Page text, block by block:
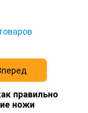
правильно
ножи